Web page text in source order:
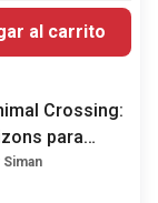
al carrito
Crossing:
para
Siman